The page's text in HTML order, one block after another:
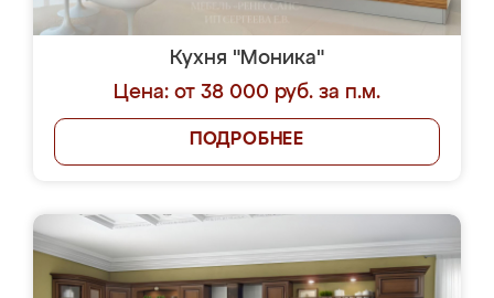
Кухня "Моника"
Цена: от 38 000 руб. за п.м.
ПОДРОБНЕЕ